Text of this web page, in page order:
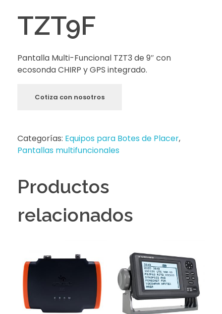
TZT9F
Pantalla Multi-Funcional TZT3 de 9″ con
ecosonda CHIRP y GPS integrado.
Cotiza con nosotros
Categorías: Equipos para Botes de Placer,
Pantallas multifuncionales
Productos
relacionados